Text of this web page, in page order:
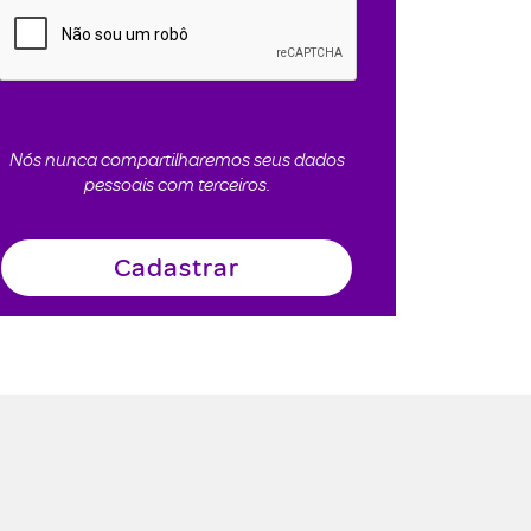
Nós nunca compartilharemos seus dados
pessoais com terceiros.